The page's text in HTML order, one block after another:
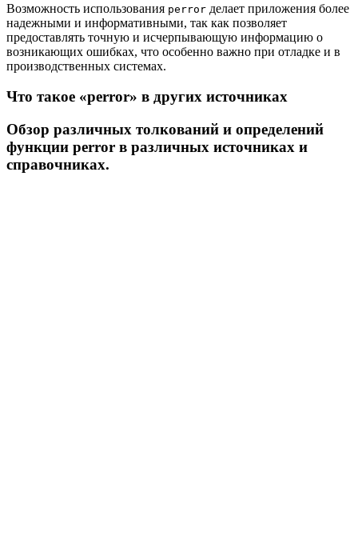
Возможность использования perror делает приложения более
надежными и информативными, так как позволяет
предоставлять точную и исчерпывающую информацию о
возникающих ошибках, что особенно важно при отладке и в
производственных системах.
Что такое «perror» в других источниках
Обзор различных толкований и определений
функции perror в различных источниках и
справочниках.